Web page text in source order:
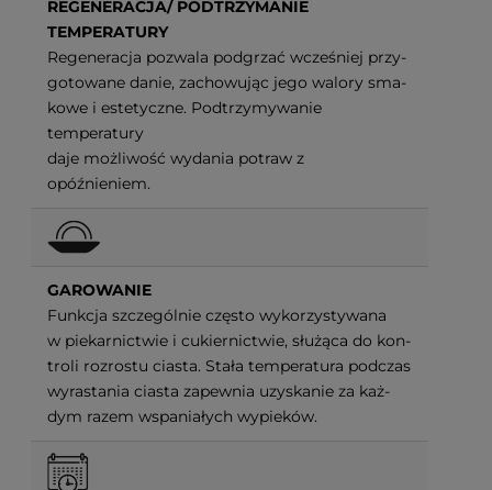
REGENERACJA/ PODTRZYMANIE
TEMPERATURY
Regeneracja pozwala podgrzać wcześniej przy-
gotowane danie, zachowując jego walory sma-
kowe i estetyczne. Podtrzymywanie
temperatury
daje możliwość wydania potraw z
opóźnieniem.
GAROWANIE
Funkcja szczególnie często wykorzystywana
w piekarnictwie i cukiernictwie, służąca do kon-
troli rozrostu ciasta. Stała temperatura podczas
wyrastania ciasta zapewnia uzyskanie za każ-
dym razem wspaniałych wypieków.